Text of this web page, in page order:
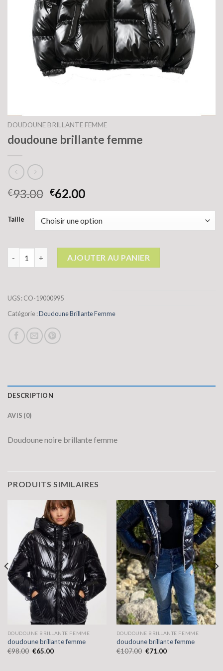
DOUDOUNE BRILLANTE FEMME
doudoune brillante femme
€93.00 €62.00
Taille
AJOUTER AU PANIER
UGS :CO-19000995
Catégorie :Doudoune Brillante Femme
DESCRIPTION
AVIS (0)
Doudoune noire brillante femme
PRODUITS SIMILAIRES
DOUDOUNE BRILLANTE FEMME
doudoune brillante femme
€98.00 €65.00
DOUDOUNE BRILLANTE FEMME
doudoune brillante femme
€107.00 €71.00